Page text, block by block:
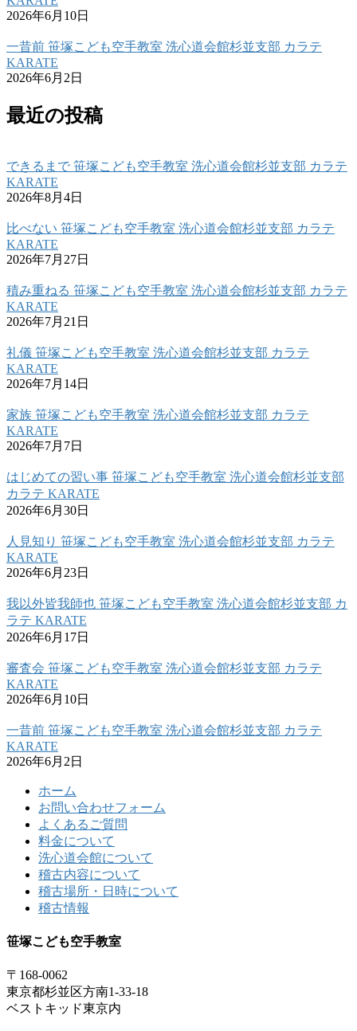
2026年6月10日
一昔前 笹塚こども空手教室 洗心道会館杉並支部 カラテ
KARATE
2026年6月2日
最近の投稿
できるまで 笹塚こども空手教室 洗心道会館杉並支部 カラテ
KARATE
2026年8月4日
比べない 笹塚こども空手教室 洗心道会館杉並支部 カラテ
KARATE
2026年7月27日
積み重ねる 笹塚こども空手教室 洗心道会館杉並支部 カラテ
KARATE
2026年7月21日
礼儀 笹塚こども空手教室 洗心道会館杉並支部 カラテ
KARATE
2026年7月14日
家族 笹塚こども空手教室 洗心道会館杉並支部 カラテ
KARATE
2026年7月7日
はじめての習い事 笹塚こども空手教室 洗心道会館杉並支部
カラテ KARATE
2026年6月30日
人見知り 笹塚こども空手教室 洗心道会館杉並支部 カラテ
KARATE
2026年6月23日
我以外皆我師也 笹塚こども空手教室 洗心道会館杉並支部 カ
ラテ KARATE
2026年6月17日
審査会 笹塚こども空手教室 洗心道会館杉並支部 カラテ
KARATE
2026年6月10日
一昔前 笹塚こども空手教室 洗心道会館杉並支部 カラテ
KARATE
2026年6月2日
ホーム
お問い合わせフォーム
よくあるご質問
料金について
洗心道会館について
稽古内容について
稽古場所・日時について
稽古情報
笹塚こども空手教室
〒168-0062
東京都杉並区方南1-33-18
ベストキッド東京内